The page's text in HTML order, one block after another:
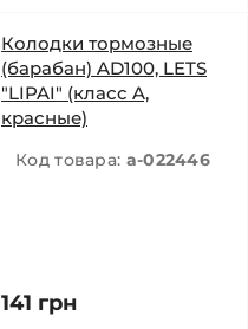
Колодки тормозные
(барабан) AD100, LETS
"LIPAI" (класс A,
красные)
Код товара: a-022446
141 грн